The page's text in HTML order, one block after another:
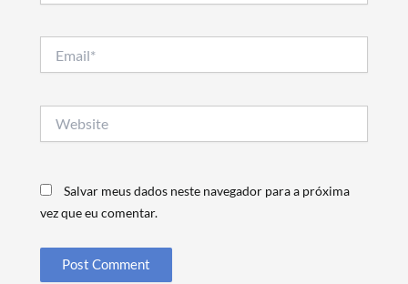
Salvar meus dados neste navegador para a próxima
vez que eu comentar.